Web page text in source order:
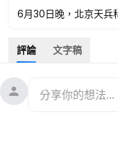
6月30日晚，北京天兵
點43分，北京天兵科技
鞏義市綜合試驗中心開
體與試驗台連接處結
後，箭上計算機主動關
評論 文字稿